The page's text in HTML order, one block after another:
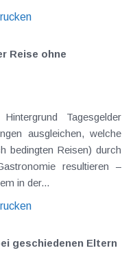
Reise ohne
Tagesgelder
ausgleichen, welche
bedingten Reisen) durch
resultieren –
in der...
geschiedenen Eltern